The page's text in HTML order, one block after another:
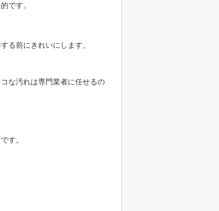
です。
る前にきれいにします。
な汚れは専門業者に任せるの
す。